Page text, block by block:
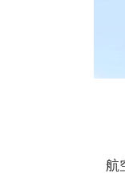
航